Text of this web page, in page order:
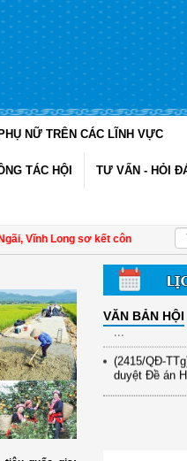
PHỤ NỮ TRÊN CÁC LĨNH VỰC
TÁC HỘI TƯ VẤN - HỎI
Long sơ kết công tác Hội và
VĂN BẢN HỘI
vụ Khoa
(898/KH/
(417/QĐ-
Chương
...
(891/KH-
...
(2415/QĐ-
duyệt Đề án